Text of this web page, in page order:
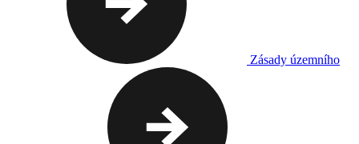
Zásady územního